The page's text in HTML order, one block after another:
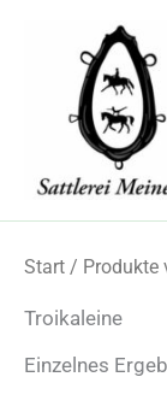
Start / Produkte
Troikaleine
Einzelnes